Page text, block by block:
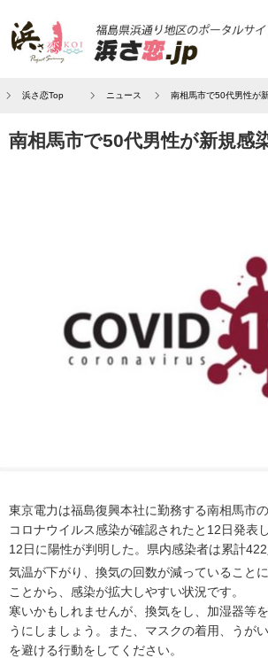
浜さ恋Top ニュース 南相馬市で50代男性が
南相馬市で50代男性が新規感
東京電力は福島復興本社に勤務する南相馬市
コロナウイルス感染が確認されたと12日発表
12日に陽性が判明した。県内感染者は累計422
気温が下がり、換気の回数が減っていること
ことから、感染が拡大しやすい状況です。
寒いかもしれませんが、換気をし、加湿器等
うにしましょう。また、マスクの着用、うが
を避ける行動をしてください。